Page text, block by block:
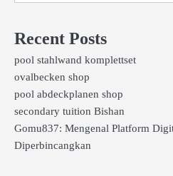
Recent Posts
pool stahlwand komplettset
ovalbecken shop
pool abdeckplanen shop
secondary tuition Bishan
Gomu837: Mengenal Platform
Diperbincangkan